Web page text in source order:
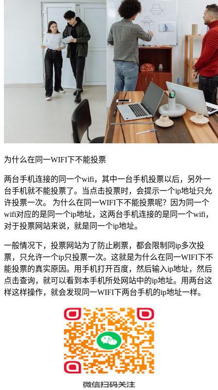
为什么在同一WIFI下不能投票
两台手机连接的同一个wifi，其中一台手机投票以后，另外一
台手机就不能投票了。当点击投票时，会提示一个ip地址只允
许投票一次。 为什么在同一WIFI下不能投票呢？因为同一个
wifi对应的是同一个ip地址，这两台手机连接的是同一个wifi，
对于投票网站来说，就是同一个ip地址。
一般情况下，投票网站为了防止刷票，都会限制同ip多次投
票，只允许一个ip只投票一次。这就是为什么在同一WIFI下不
能投票的真实原因。用手机打开百度，然后输入ip地址，然后
点击查询，就可以看到本手机所处网站中的ip地址。用两台这
样这样操作，就会发现同一WIFI下两台手机的ip地址一样。